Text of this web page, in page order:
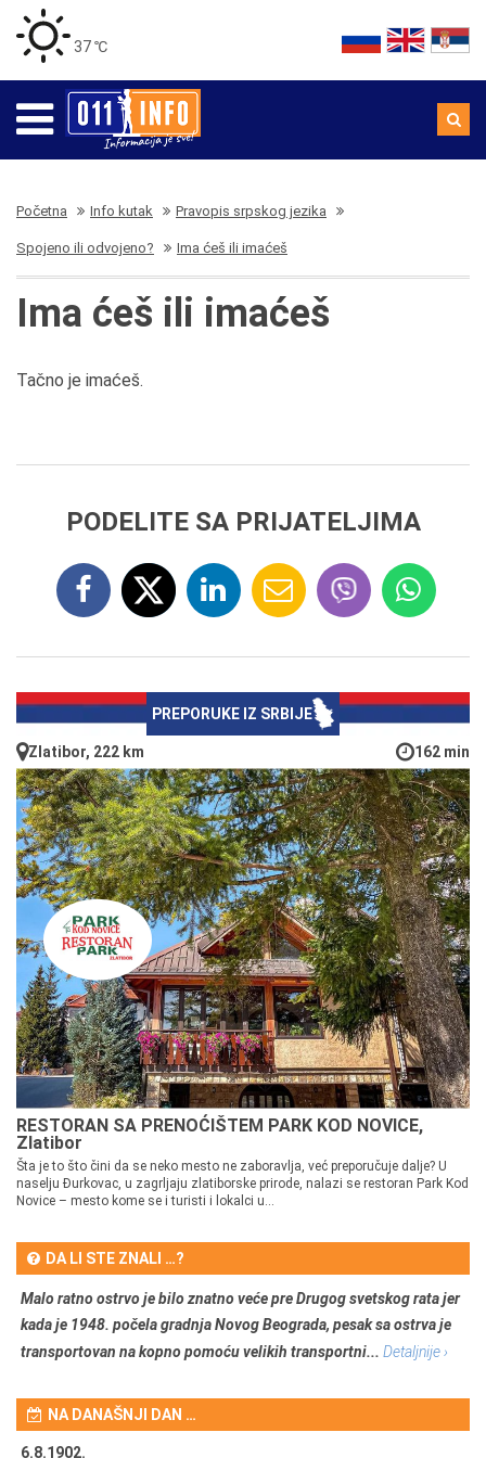
37 ℃
Početna Info kutak Pravopis srpskog jezika
Spojeno ili odvojeno? Ima ćeš ili imaćeš
Ima ćeš ili imaćeš
Tačno je imaćeš.
PODELITE SA PRIJATELJIMA
PREPORUKE IZ SRBIJE
Zlatibor, 222 km 162 min
RESTORAN SA PRENOĆIŠTEM PARK KOD NOVICE,
Zlatibor
Šta je to što čini da se neko mesto ne zaboravlja, već preporučuje dalje? U
naselju Đurkovac, u zagrljaju zlatiborske prirode, nalazi se restoran Park Kod
Novice – mesto kome se i turisti i lokalci u...
DA LI STE ZNALI …?
Malo ratno ostrvo je bilo znatno veće pre Drugog svetskog rata jer
kada je 1948. počela gradnja Novog Beograda, pesak sa ostrva je
transportovan na kopno pomoću velikih transportni... Detaljnije ›
NA DANAŠNJI DAN …
6.8.1902.